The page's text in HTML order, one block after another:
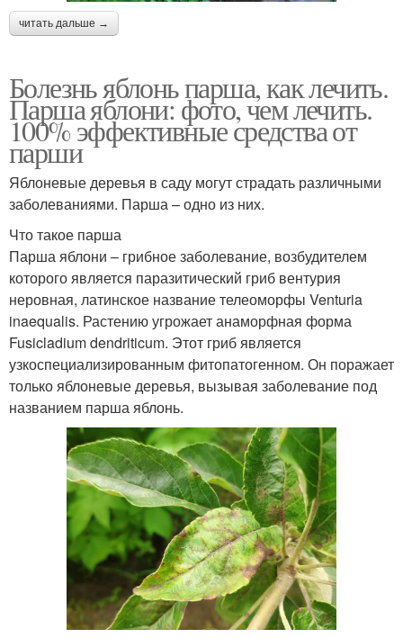
читать дальше →
Болезнь яблонь парша, как лечить.
Парша яблони: фото, чем лечить.
100% эффективные средства от
парши
Яблоневые деревья в саду могут страдать различными
заболеваниями. Парша – одно из них.
Что такое парша
Парша яблони – грибное заболевание, возбудителем
которого является паразитический гриб вентурия
неровная, латинское название телеоморфы Venturia
inaequalis. Растению угрожает анаморфная форма
Fusicladium dendriticum. Этот гриб является
узкоспециализированным фитопатогенном. Он поражает
только яблоневые деревья, вызывая заболевание под
названием парша яблонь.